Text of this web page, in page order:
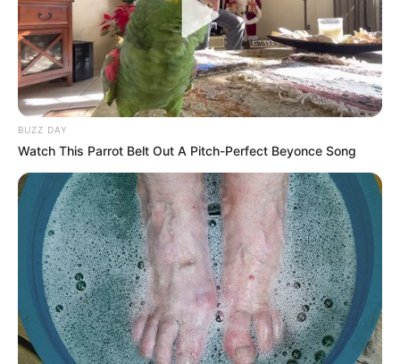
BUZZ DAY
Watch This Parrot Belt Out A Pitch-Perfect Beyonce Song